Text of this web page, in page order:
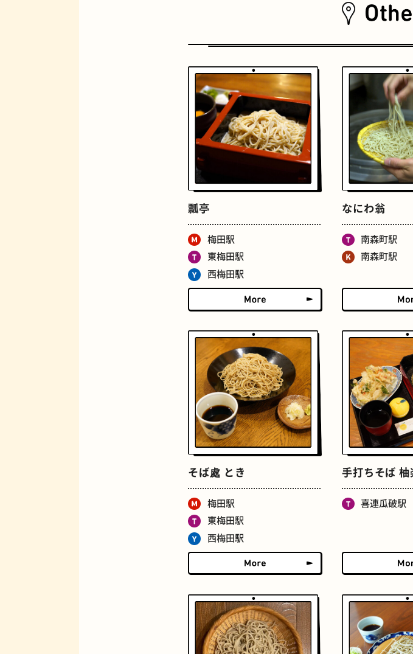
おいもスイーツ
ジューススタンド
ロイヤルミルクティー せんべろ
瓢亭
梅田駅
東梅田駅
西梅田駅
なにわ翁
南森町駅
南森町駅
そば處 とき
梅田駅
東梅田駅
西梅田駅
手打ちそば 柚
喜連瓜破駅